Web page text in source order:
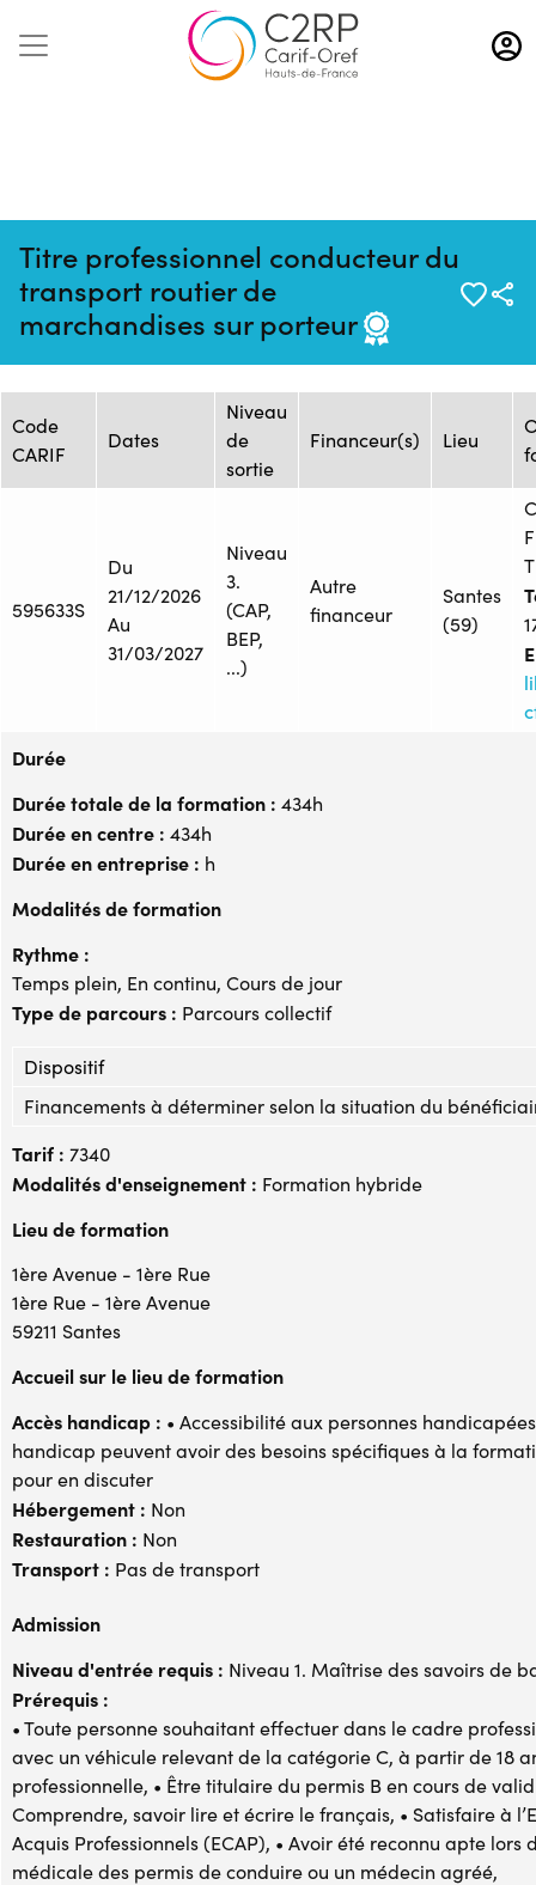
Aller
au
contenu
Titre professionnel conducteur du
transport routier de
marchandises sur porteur
Mise à jour :
14/04/2026
Formation :
2488891F
Source : ECF SANTES
Session de formation
Code
CARIF
Dates
Niveau
de
sortie
Financeur(s) Lieu
595633S
Du
21/12/2026
Au
31/03/2027
Niveau
3.
(CAP,
BEP,
...)
Autre
financeur
Santes
(59)
Durée
Durée totale de la formation : 434h
Durée en centre : 434h
Durée en entreprise : h
Modalités de formation
Rythme :
Temps plein, En continu, Cours de jour
Type de parcours : Parcours collectif
Dispositif
Financements à déterminer selon la situation du
Tarif : 7340
Modalités d'enseignement : Formation hybride
Lieu de formation
1ère Avenue - 1ère Rue
1ère Rue - 1ère Avenue
59211 Santes
Accueil sur le lieu de formation
Accès handicap : • Accessibilité aux personnes
handicap peuvent avoir des besoins spécifiques à la
pour en discuter
Hébergement : Non
Restauration : Non
Transport : Pas de transport
Admission
Niveau d'entrée requis : Niveau 1. Maîtrise des savoirs de
Prérequis :
• Toute personne souhaitant effectuer dans le cadre
avec un véhicule relevant de la catégorie C, à partir de 18
professionnelle, • Être titulaire du permis B en cours de
Comprendre, savoir lire et écrire le français, • Satisfaire à
Acquis Professionnels (ECAP), • Avoir été reconnu apte lors
médicale des permis de conduire ou un médecin agréé,